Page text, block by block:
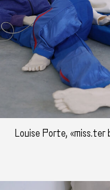
Louise Porte, «miss.ter